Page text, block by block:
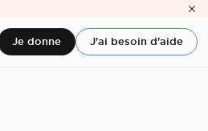
Je donne J'ai besoin d'aide